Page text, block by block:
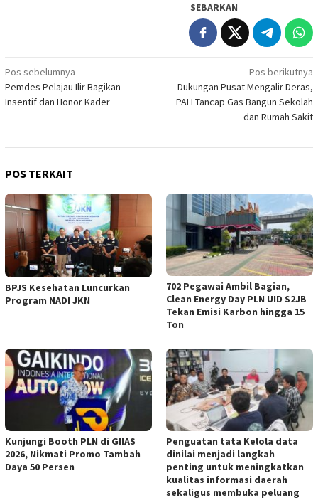
SEBARKAN
Navigasi
pos
Pos sebelumnya
Pemdes Pelajau Ilir Bagikan
Insentif dan Honor Kader
Pos berikutnya
Dukungan Pusat Mengalir Deras,
PALI Tancap Gas Bangun Sekolah
dan Rumah Sakit
POS TERKAIT
BPJS Kesehatan Luncurkan
Program NADI JKN
702 Pegawai Ambil Bagian,
Clean Energy Day PLN UID S2JB
Tekan Emisi Karbon hingga 15
Ton
Kunjungi Booth PLN di GIIAS
2026, Nikmati Promo Tambah
Daya 50 Persen
Penguatan tata Kelola data
dinilai menjadi langkah
penting untuk meningkatkan
kualitas informasi daerah
sekaligus membuka peluang